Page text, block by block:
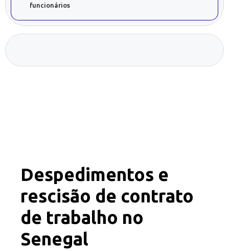
funcionários
Despedimentos e
rescisão de contrato
de trabalho no
Senegal